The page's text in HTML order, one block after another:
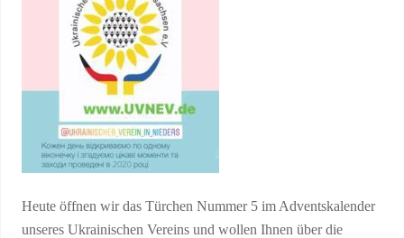
Heute öffnen wir das Türchen Nummer 5 im Adventskalender
unseres Ukrainischen Vereins und wollen Ihnen über die